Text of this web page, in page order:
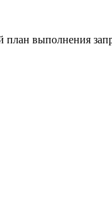
план выполнения